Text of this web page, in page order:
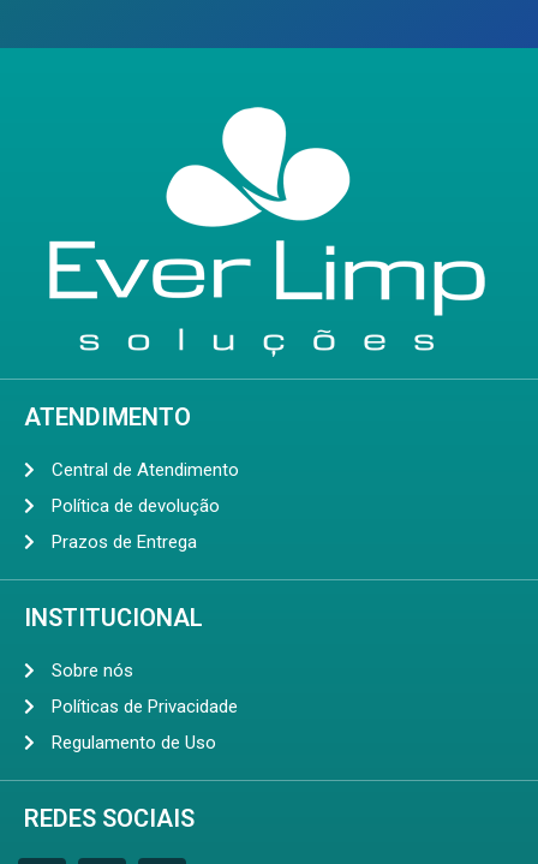
ATENDIMENTO
Central de Atendimento
Política de devolução
Prazos de Entrega
INSTITUCIONAL
Sobre nós
Políticas de Privacidade
Regulamento de Uso
REDES SOCIAIS